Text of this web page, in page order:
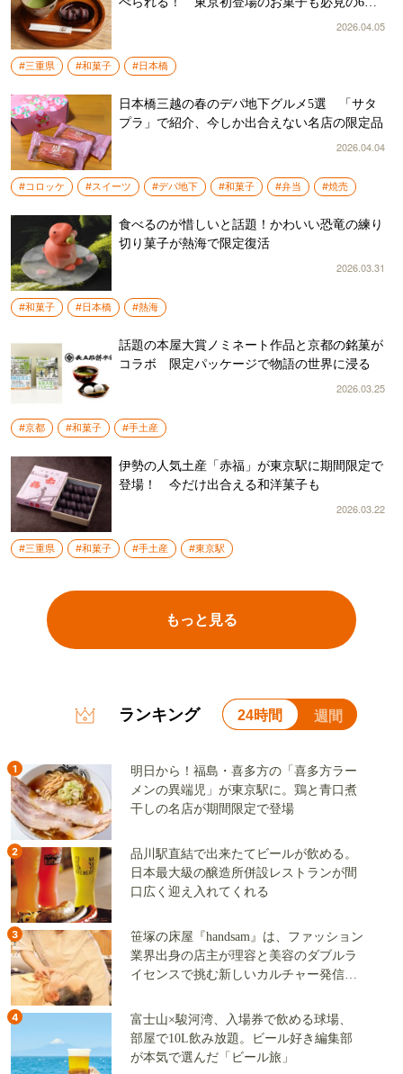
2026.04.05
#三重県 #和菓子 #日本橋
日本橋三越の春のデパ地下グルメ5選 「サタ
プラ」で紹介、今しか出合えない名店の限定品
2026.04.04
#コロッケ #スイーツ #デパ地下 #和菓子 #弁当 #焼売
食べるのが惜しいと話題！かわいい恐竜の練り
切り菓子が熱海で限定復活
2026.03.31
#和菓子 #日本橋 #熱海
話題の本屋大賞ノミネート作品と京都の銘菓が
コラボ 限定パッケージで物語の世界に浸る
2026.03.25
#京都 #和菓子 #手土産
伊勢の人気土産「赤福」が東京駅に期間限定で
登場！ 今だけ出合える和洋菓子も
2026.03.22
#三重県 #和菓子 #手土産 #東京駅
もっと見る
ランキング 24時間 週間
1
明日から！福島・喜多方の「喜多方ラー
メンの異端児」が東京駅に。鶏と青口煮
干しの名店が期間限定で登場
2
品川駅直結で出来たてビールが飲める。
日本最大級の醸造所併設レストランが間
口広く迎え入れてくれる
3
笹塚の床屋『handsam』は、ファッション
業界出身の店主が理容と美容のダブルラ
イセンスで挑む新しいカルチャー発信基
4
富士山×駿河湾、入場券で飲める球場、
部屋で10L飲み放題。ビール好き編集部
が本気で選んだ「ビール旅」